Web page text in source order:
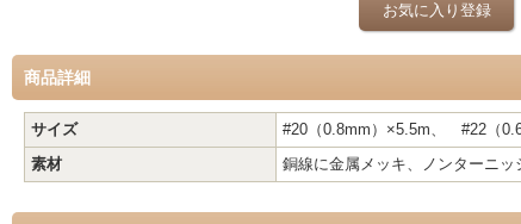
お気に入り登録
商品詳細
サイズ
#20（0.8mm）×5.5m、 #22（
素材
銅線に金属メッキ、ノンターニッ